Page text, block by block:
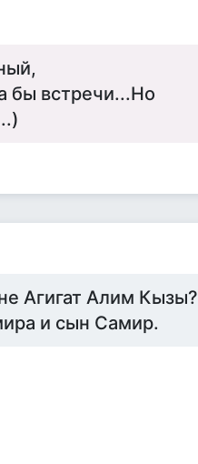
бы встречи...Но
Агигат Алим Кызы?
и сын Самир.